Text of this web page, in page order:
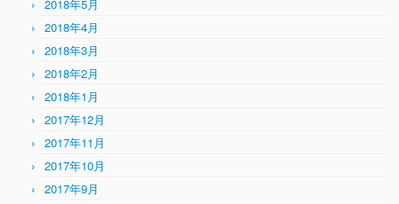
2018年5月
2018年4月
2018年3月
2018年2月
2018年1月
2017年12月
2017年11月
2017年10月
2017年9月